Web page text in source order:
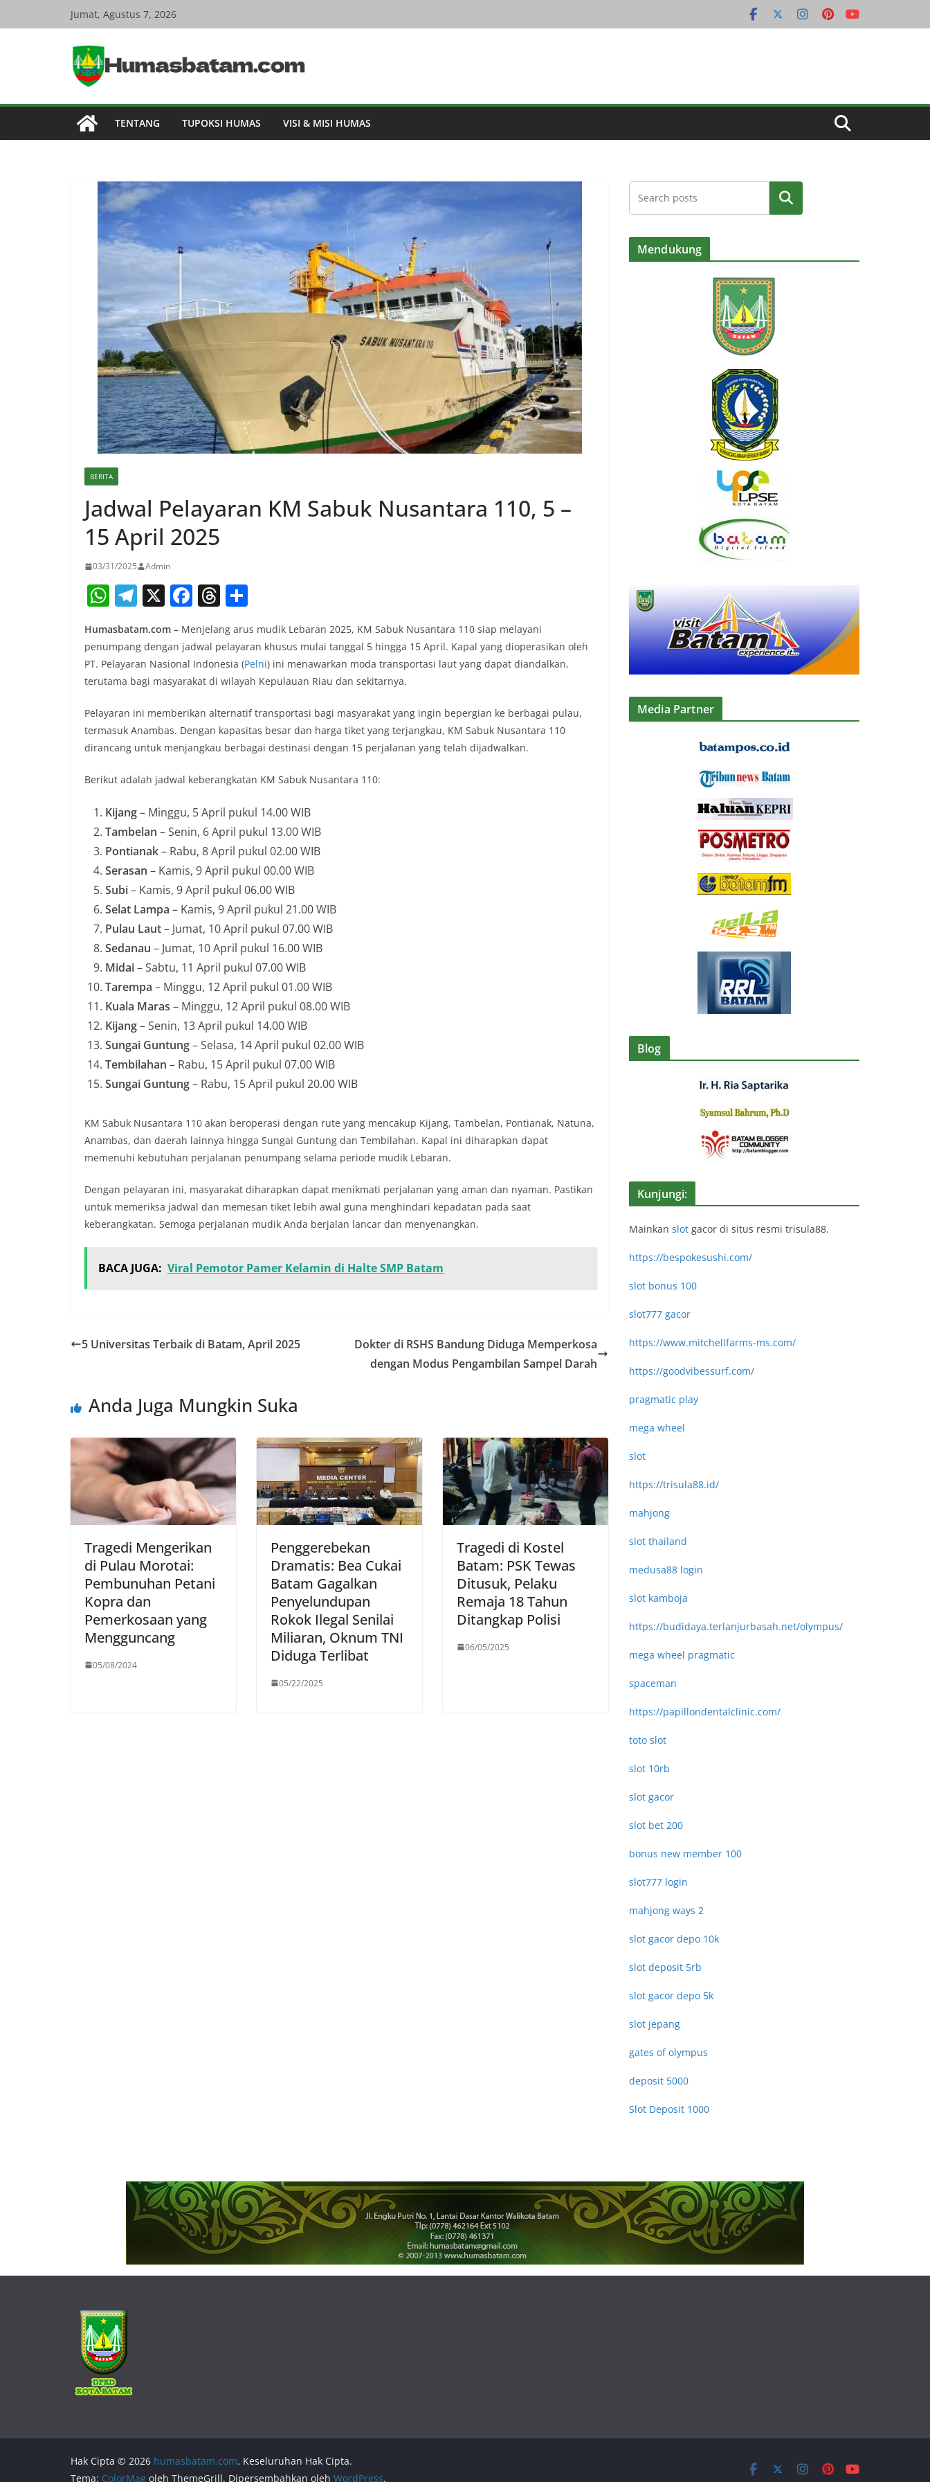
to
Jumat, Agustus 7, 2026
TENTANG TUPOKSI HUMAS VISI & MISI HUMAS
BERITA
Jadwal Pelayaran KM Sabuk Nusantara 110, 5 –
15 April 2025
03/31/2025 Admin
W
h
at
s
A
p
p
T
e
gr
a
m
X F
a
c
e
b
o
o
k
T
re
a
d
s
ar
e
Humasbatam.com – Menjelang arus mudik Lebaran 2025, KM Sabuk Nusantara 110 siap melayani
penumpang dengan jadwal pelayaran khusus mulai tanggal 5 hingga 15 April. Kapal yang dioperasikan oleh
PT. Pelayaran Nasional Indonesia (Pelni) ini menawarkan moda transportasi laut yang dapat diandalkan,
terutama bagi masyarakat di wilayah Kepulauan Riau dan sekitarnya.
Pelayaran ini memberikan alternatif transportasi bagi masyarakat yang ingin bepergian ke berbagai pulau,
termasuk Anambas. Dengan kapasitas besar dan harga tiket yang terjangkau, KM Sabuk Nusantara 110
dirancang untuk menjangkau berbagai destinasi dengan 15 perjalanan yang telah dijadwalkan.
Berikut adalah jadwal keberangkatan KM Sabuk Nusantara 110:
Kijang– Minggu, 5 April pukul 14.00 WIB
Tambelan – Senin, 6 April pukul 13.00 WIB
Pontianak– Rabu, 8 April pukul 02.00 WIB
Serasan – Kamis, 9 April pukul 00.00 WIB
Subi– Kamis, 9 April pukul 06.00 WIB
Selat Lampa – Kamis, 9 April pukul 21.00 WIB
Pulau Laut– Jumat, 10 April pukul 07.00 WIB
Sedanau – Jumat, 10 April pukul 16.00 WIB
Midai– Sabtu, 11 April pukul 07.00 WIB
Tarempa – Minggu, 12 April pukul 01.00 WIB
Kuala Maras – Minggu, 12 April pukul 08.00 WIB
Kijang– Senin, 13 April pukul 14.00 WIB
Sungai Guntung– Selasa, 14 April pukul 02.00 WIB
Tembilahan – Rabu, 15 April pukul 07.00 WIB
Sungai Guntung– Rabu, 15 April pukul 20.00 WIB
KM Sabuk Nusantara 110 akan beroperasi dengan rute yang mencakup Kijang, Tambelan, Pontianak, Natuna,
Anambas, dan daerah lainnya hingga Sungai Guntung dan Tembilahan. Kapal ini diharapkan dapat
memenuhi kebutuhan perjalanan penumpang selama periode mudik Lebaran.
Dengan pelayaran ini, masyarakat diharapkan dapat menikmati perjalanan yang aman dan nyaman. Pastikan
untuk memeriksa jadwal dan memesan tiket lebih awal guna menghindari kepadatan pada saat
keberangkatan. Semoga perjalanan mudik Anda berjalan lancar dan menyenangkan.
BACA JUGA: Viral Pemotor Pamer Kelamin di Halte SMP Batam
5 Universitas Terbaik di Batam, April 2025
Dokter di RSHS Bandung Diduga Memperkosa
dengan Modus Pengambilan Sampel Darah
Anda Juga Mungkin Suka
Tragedi Mengerikan
di Pulau Morotai:
Pembunuhan Petani
Kopra dan
Pemerkosaan yang
Mengguncang
05/08/2024
Penggerebekan
Dramatis: Bea Cukai
Batam Gagalkan
Penyelundupan
Rokok Ilegal Senilai
Miliaran, Oknum TNI
Diduga Terlibat
05/22/2025
Tragedi di Kostel
Batam: PSK Tewas
Ditusuk, Pelaku
Remaja 18 Tahun
Ditangkap Polisi
06/05/2025
Cari
Mendukung
Media Partner
Blog
Kunjungi:
Mainkan slot gacor di situs resmi trisula88.
https://bespokesushi.com/
slot bonus 100
slot777 gacor
https://www.mitchellfarms-ms.com/
https://goodvibessurf.com/
pragmatic play
mega wheel
slot
https://trisula88.id/
mahjong
slot thailand
medusa88 login
slot kamboja
https://budidaya.terlanjurbasah.net/olympus/
mega wheel pragmatic
spaceman
https://papillondentalclinic.com/
toto slot
slot 10rb
slot gacor
slot bet 200
bonus new member 100
slot777 login
mahjong ways 2
slot gacor depo 10k
slot deposit 5rb
slot gacor depo 5k
slot jepang
gates of olympus
deposit 5000
Slot Deposit 1000
Hak Cipta © 2026 humasbatam.com. Keseluruhan Hak Cipta.
Tema: ColorMag oleh ThemeGrill. Dipersembahkan oleh WordPress.